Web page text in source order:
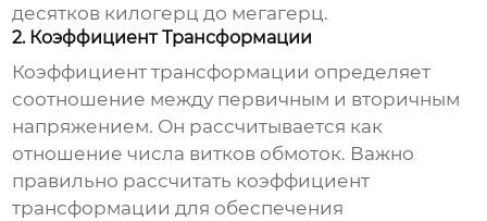
десятков килогерц до мегагерц.
2. Коэффициент Трансформации
Коэффициент трансформации определяет
соотношение между первичным и вторичным
напряжением. Он рассчитывается как
отношение числа витков обмоток. Важно
правильно рассчитать коэффициент
трансформации для обеспечения